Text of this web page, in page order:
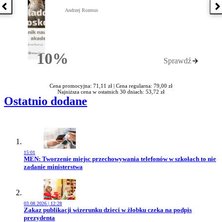
Poprzednia książka
10%Rabatu
Andrzej Rozmus
Sprawdź
Cena promocyjna: 71,11 zł | Cena regularna: 79,00 zł
Najniższa cena w ostatnich 30 dniach: 53,72 zł
Ostatnio dodane
15:01
Przejdź do artykułu:
MEN: Tworzenie miejsc przechowywania telefonów w szkołach to nie
zadanie ministerstwa
03.08.2026 | 12:28
Przejdź do artykułu:
Zakaz publikacji wizerunku dzieci w żłobku czeka na podpis
prezydenta